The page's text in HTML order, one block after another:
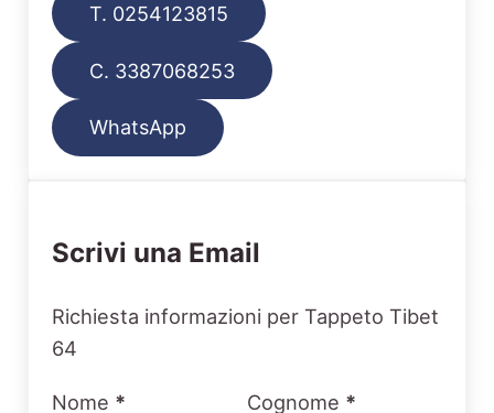
T. 0254123815
C. 3387068253
WhatsApp
Scrivi una Email
Section
Richiesta informazioni per Tappeto Tibet
64
Nome * Cognome *